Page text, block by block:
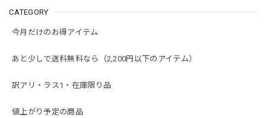
CATEGORY
今月だけのお得アイテム
あと少しで送料無料なら（2,200円以下のアイテム）
訳アリ・ラス1・在庫限り品
値上がり予定の商品